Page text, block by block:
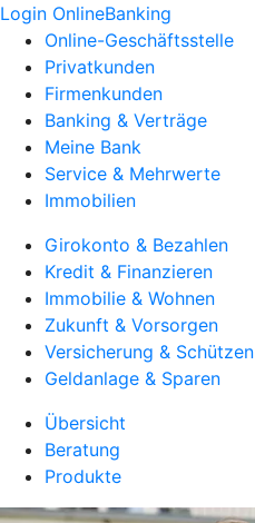
Login OnlineBanking
Online-Geschäftsstelle
Privatkunden
Firmenkunden
Banking & Verträge
Meine Bank
Service & Mehrwerte
Immobilien
Girokonto & Bezahlen
Kredit & Finanzieren
Immobilie & Wohnen
Zukunft & Vorsorgen
Versicherung & Schützen
Geldanlage & Sparen
Übersicht
Beratung
Produkte